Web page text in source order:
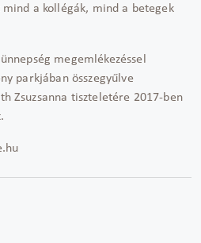
a kollégák, mind a betegek
megemlékezéssel
parkjában összegyűlve
Zsuzsanna tiszteletére 2017-ben